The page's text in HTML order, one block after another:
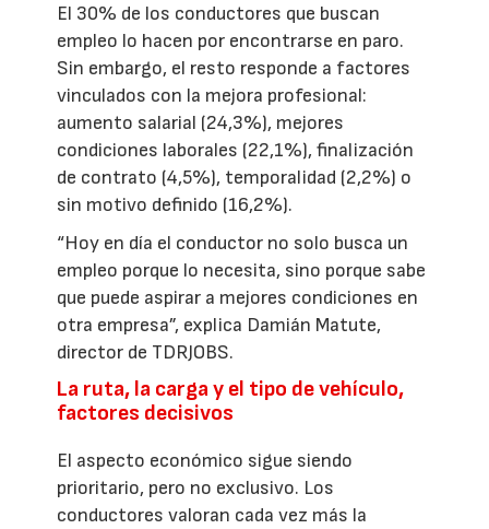
El 30% de los conductores que buscan
empleo lo hacen por encontrarse en paro.
Sin embargo, el resto responde a factores
vinculados con la mejora profesional:
aumento salarial (24,3%), mejores
condiciones laborales (22,1%), finalización
de contrato (4,5%), temporalidad (2,2%) o
sin motivo definido (16,2%).
“Hoy en día el conductor no solo busca un
empleo porque lo necesita, sino porque sabe
que puede aspirar a mejores condiciones en
otra empresa”, explica Damián Matute,
director de TDRJOBS.
La ruta, la carga y el tipo de vehículo,
factores decisivos
El aspecto económico sigue siendo
prioritario, pero no exclusivo. Los
conductores valoran cada vez más la